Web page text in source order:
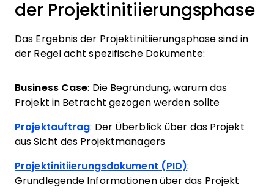
der Projektinitiierungsphase
Das Ergebnis der Projektinitiierungsphase sind in
der Regel acht spezifische Dokumente:
Business Case: Die Begründung, warum das
Projekt in Betracht gezogen werden sollte
Projektauftrag: Der Überblick über das Projekt
aus Sicht des Projektmanagers
Projektinitiierungsdokument (PID):
Grundlegende Informationen über das Projekt